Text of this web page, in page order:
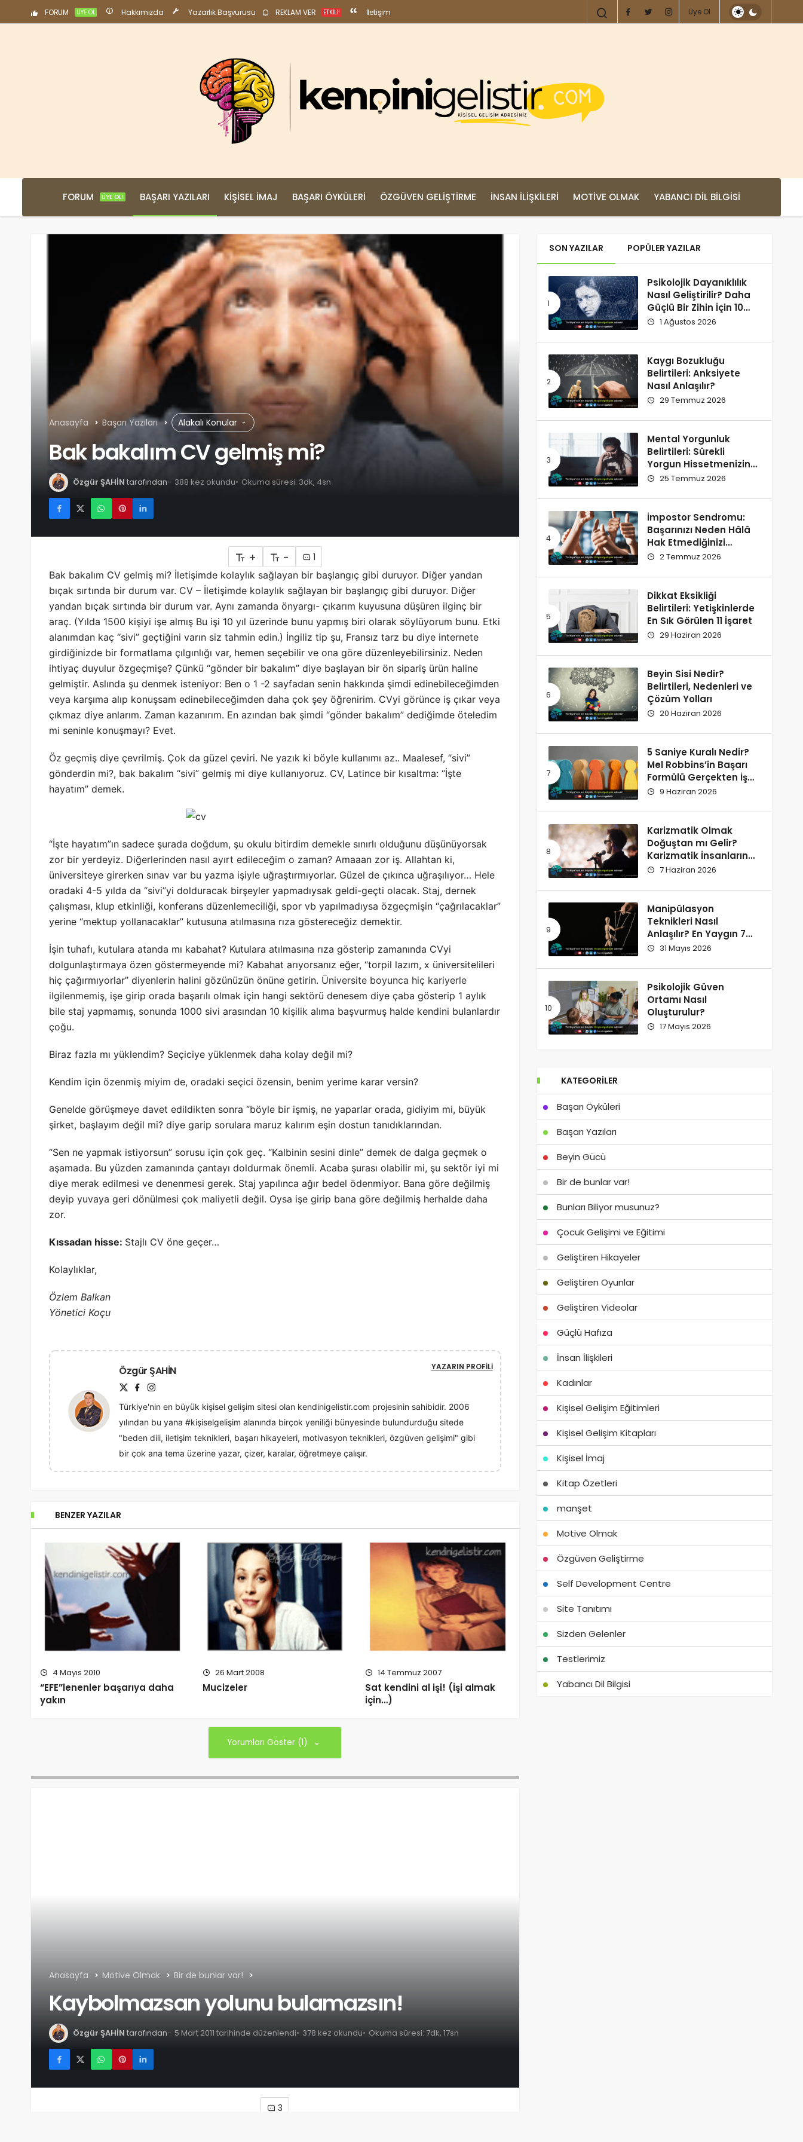
FORUM ÜYE OL Hakkımızda Yazarlık Başvurusu REKLAM VER ETKILI! İletişim Üye Ol
FORUM ÜYE OL! BAŞARI YAZILARI KIŞISEL İMAJ BAŞARI ÖYKÜLERI ÖZGÜVEN GELIŞTIRME İNSAN İLIŞKILERI MOTIVE OLMAK YABANCI DIL BILGISI
Anasayfa Başarı Yazıları Alakalı Konular
Bak bakalım CV gelmiş mi?
Özgür ŞAHİN tarafından 388 kez okundu Okuma süresi: 3dk, 4sn
+ -
1
Bak bakalım CV gelmiş mi? İletişimde kolaylık sağlayan bir başlangıç gibi duruyor. Diğer yandan
bıçak sırtında bir durum var. CV – İletişimde kolaylık sağlayan bir başlangıç gibi duruyor. Diğer
yandan bıçak sırtında bir durum var. Aynı zamanda önyargı- çıkarım kuyusuna düşüren ilginç bir
araç. (Yılda 1500 kişiyi işe almış Bu işi 10 yıl üzerinde bunu yapmış biri olarak söylüyorum bunu. Etki
alanımdan kaç “sivi” geçtiğini varın siz tahmin edin.) İngiliz tip şu, Fransız tarz bu diye internete
girdiğinizde bir formatlama çılgınlığı var, hemen seçebilir ve ona göre düzenleyebilirsiniz. Neden
ihtiyaç duyulur özgeçmişe? Çünkü “gönder bir bakalım” diye başlayan bir ön sipariş ürün haline
gelmiştir. Aslında şu denmek isteniyor: Ben o 1 -2 sayfadan senin hakkında şimdi edinebileceğimden
veya karşıma alıp konuşsam edinebileceğimden daha çok şey öğrenirim. CVyi görünce iş çıkar veya
çıkmaz diye anlarım. Zaman kazanırım. En azından bak şimdi “gönder bakalım” dediğimde öteledim
mi seninle konuşmayı? Evet.
Öz geçmiş diye çevrilmiş. Çok da güzel çeviri. Ne yazık ki böyle kullanımı az.. Maalesef, “sivi”
gönderdin mi?, bak bakalım “sivi” gelmiş mi diye kullanıyoruz. CV, Latince bir kısaltma: “İşte
hayatım” demek.
“İşte hayatım”ın sadece şurada doğdum, şu okulu bitirdim demekle sınırlı olduğunu düşünüyorsak
zor bir yerdeyiz. Diğerlerinden nasıl ayırt edileceğim o zaman? Amaaan zor iş. Allahtan ki,
üniversiteye girerken sınav var bu yazma işiyle uğraştırmıyorlar. Güzel de çıkınca uğraşılıyor… Hele
oradaki 4-5 yılda da “sivi”yi dolduracak birşeyler yapmadıysak geldi-geçti olacak. Staj, dernek
çalışması, klup etkinliği, konferans düzenlemeciliği, spor vb yapılmadıysa özgeçmişin “çağrılacaklar”
yerine “mektup yollanacaklar” kutusuna atılmasına rıza göstereceğiz demektir.
İşin tuhafı, kutulara atanda mı kabahat? Kutulara atılmasına rıza gösterip zamanında CVyi
dolgunlaştırmaya özen göstermeyende mi? Kabahat arıyorsanız eğer, “torpil lazım, x üniversitelileri
hiç çağırmıyorlar” diyenlerin halini gözünüzün önüne getirin. Üniversite boyunca hiç kariyerle
ilgilenmemiş, işe girip orada başarılı olmak için hangi sektörü denesem diye çaba gösterip 1 aylık
bile staj yapmamış, sonunda 1000 sivi arasından 10 kişilik alıma başvurmuş halde kendini bulanlardır
çoğu.
Biraz fazla mı yüklendim? Seçiciye yüklenmek daha kolay değil mi?
Kendim için özenmiş miyim de, oradaki seçici özensin, benim yerime karar versin?
Genelde görüşmeye davet edildikten sonra “böyle bir işmiş, ne yaparlar orada, gidiyim mi, büyük
şirket, başlayım değil mi? diye garip sorulara maruz kalırım eşin dostun tanıdıklarından.
“Sen ne yapmak istiyorsun” sorusu için çok geç. “Kalbinin sesini dinle” demek de dalga geçmek o
aşamada. Bu yüzden zamanında çantayı doldurmak önemli. Acaba şurası olabilir mi, şu sektör iyi mi
diye merak edilmesi ve denenmesi gerek. Staj yapılınca ağır bedel ödenmiyor. Bana göre değilmiş
deyip yuvaya geri dönülmesi çok maliyetli değil. Oysa işe girip bana göre değilmiş herhalde daha
zor.
Kıssadan hisse: Stajlı CV öne geçer…
Kolaylıklar,
Özlem Balkan
Yönetici Koçu
Özgür ŞAHİN
Türkiye'nin en büyük kişisel gelişim sitesi olan kendinigelistir.com projesinin sahibidir. 2006
yılından bu yana #kişiselgelişim alanında birçok yeniliği bünyesinde bulundurduğu sitede
"beden dili, iletişim teknikleri, başarı hikayeleri, motivasyon teknikleri, özgüven gelişimi" gibi
bir çok ana tema üzerine yazar, çizer, karalar, öğretmeye çalışır.
YAZARIN PROFILI
BENZER YAZILAR
4 Mayıs 2010
“EFE”lenenler başarıya daha
yakın
26 Mart 2008
Mucizeler
14 Temmuz 2007
Sat kendini al işi! (İşi almak
için…)
Yorumları Göster (1)
Anasayfa Motive Olmak Bir de bunlar var!
Kaybolmazsan yolunu bulamazsın!
Özgür ŞAHİN tarafından 5 Mart 2011 tarihinde düzenlendi 378 kez okundu Okuma süresi: 7dk, 17sn
3
SON YAZILAR POPÜLER YAZILAR
Psikolojik Dayanıklılık
Nasıl Geliştirilir? Daha
Güçlü Bir Zihin İçin 10
Alışkanlık
1 Ağustos 2026
Kaygı Bozukluğu
Belirtileri: Anksiyete
Nasıl Anlaşılır?
29 Temmuz 2026
Mental Yorgunluk
Belirtileri: Sürekli
Yorgun Hissetmenizin
12 Olası Nedeni
25 Temmuz 2026
İmpostor Sendromu:
Başarınızı Neden Hâlâ
Hak Etmediğinizi
Düşünüyorsunuz?
2 Temmuz 2026
Dikkat Eksikliği
Belirtileri: Yetişkinlerde
En Sık Görülen 11 İşaret
29 Haziran 2026
Beyin Sisi Nedir?
Belirtileri, Nedenleri ve
Çözüm Yolları
20 Haziran 2026
5 Saniye Kuralı Nedir?
Mel Robbins’in Başarı
Formülü Gerçekten İşe
Yarıyor
9 Haziran 2026
Karizmatik Olmak
Doğuştan mı Gelir?
Karizmatik İnsanların
Ortak Özellikleri
7 Haziran 2026
Manipülasyon
Teknikleri Nasıl
Anlaşılır? En Yaygın 7
İşaret
31 Mayıs 2026
Psikolojik Güven
Ortamı Nasıl
Oluşturulur?
17 Mayıs 2026
KATEGORILER
Başarı Öyküleri
Başarı Yazıları
Beyin Gücü
Bir de bunlar var!
Bunları Biliyor musunuz?
Çocuk Gelişimi ve Eğitimi
Geliştiren Hikayeler
Geliştiren Oyunlar
Geliştiren Videolar
Güçlü Hafıza
İnsan İlişkileri
Kadınlar
Kişisel Gelişim Eğitimleri
Kişisel Gelişim Kitapları
Kişisel İmaj
Kitap Özetleri
manşet
Motive Olmak
Özgüven Geliştirme
Self Development Centre
Site Tanıtımı
Sizden Gelenler
Testlerimiz
Yabancı Dil Bilgisi